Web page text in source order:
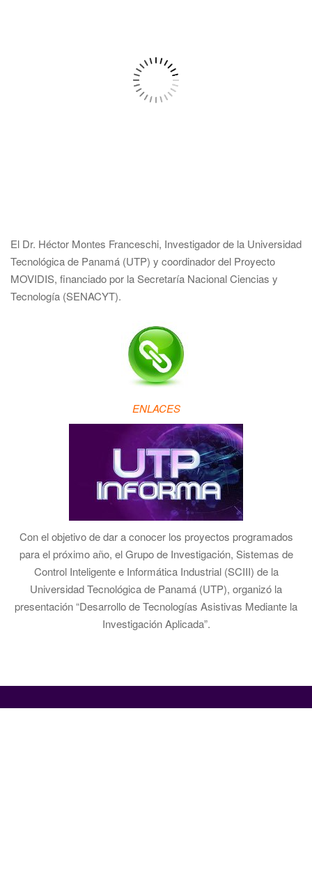
El Dr. Héctor Montes Franceschi, Investigador de la Universidad
Tecnológica de Panamá (UTP) y coordinador del Proyecto
MOVIDIS, financiado por la Secretaría Nacional Ciencias y
Tecnología (SENACYT).
ENLACES
Con el objetivo de dar a conocer los proyectos programados
para el próximo año, el Grupo de Investigación, Sistemas de
Control Inteligente e Informática Industrial (SCIII) de la
Universidad Tecnológica de Panamá (UTP), organizó la
presentación “Desarrollo de Tecnologías Asistivas Mediante la
Investigación Aplicada”.